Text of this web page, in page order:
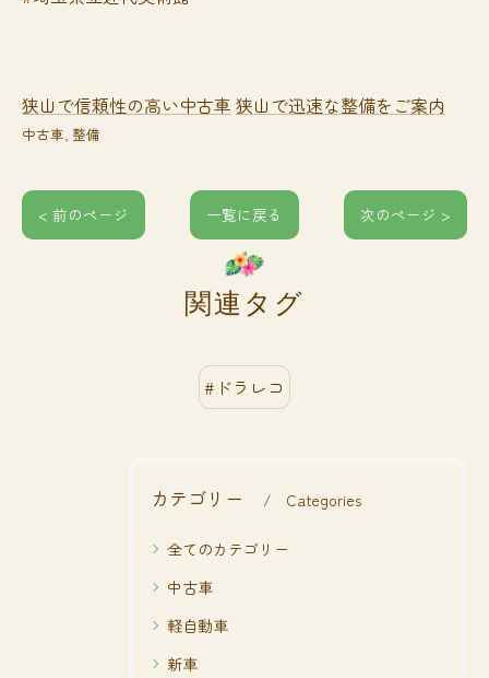
狭山で信頼性の高い中古車 狭山で迅速な整備をご案内
中古車 整備
< 前のページ 一覧に戻る 次のページ >
関連タグ
#ドラレコ
カテゴリー Categories
全てのカテゴリー
中古車
軽自動車
新車